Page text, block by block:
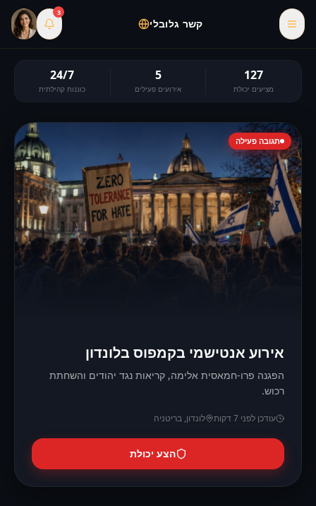
קשר גלובלי
3
127
מציעים יכולת
5
אירועים פעילים
24/7
כוננות קהילתית
תגובה פעילה
אירוע אנטישמי בקמפוס בלונדון
הפגנה פרו-חמאסית אלימה, קריאות נגד יהודים והשחתת
רכוש.
עודכן לפני 7 דקות לונדון, בריטניה
הצע יכולת